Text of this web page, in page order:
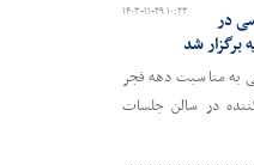
۱۴۰۳-۱۱-۲۹ ۱۰:۲۳
در
برگزار شد
به مناسبت دهه فجر
۴۰ نفرشرکت کننده در سالن جلسات